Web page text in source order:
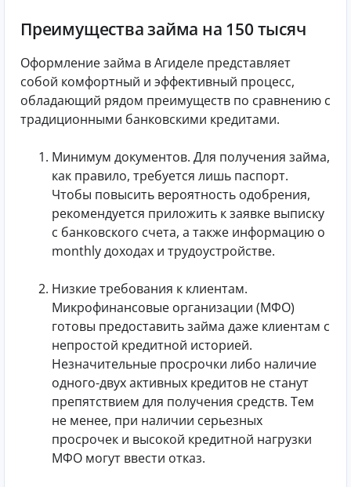
Преимущества займа на 150 тысяч
Оформление займа в Агиделе представляет
собой комфортный и эффективный процесс,
обладающий рядом преимуществ по сравнению с
традиционными банковскими кредитами.
Минимум документов. Для получения займа,
как правило, требуется лишь паспорт.
Чтобы повысить вероятность одобрения,
рекомендуется приложить к заявке выписку
с банковского счета, а также информацию о
monthly доходах и трудоустройстве.
Низкие требования к клиентам.
Микрофинансовые организации (МФО)
готовы предоставить займа даже клиентам с
непростой кредитной историей.
Незначительные просрочки либо наличие
одного-двух активных кредитов не станут
препятствием для получения средств. Тем
не менее, при наличии серьезных
просрочек и высокой кредитной нагрузки
МФО могут ввести отказ.